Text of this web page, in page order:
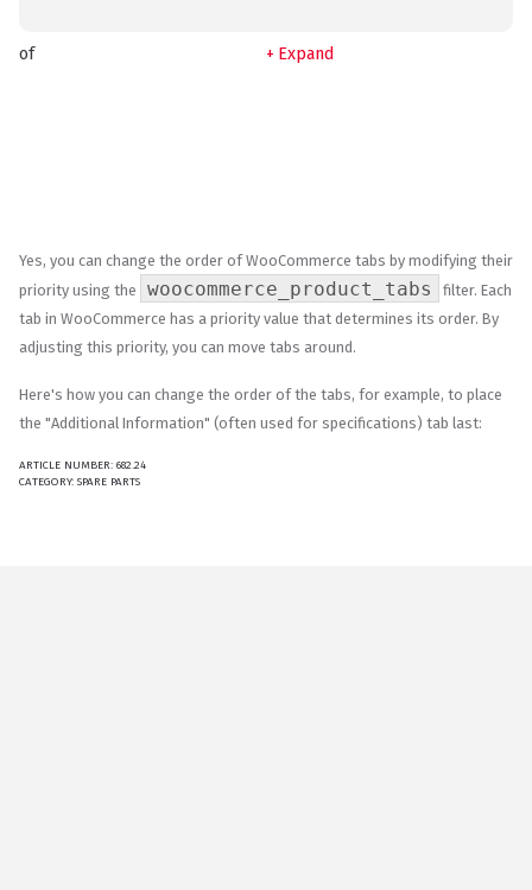
of Expand
Yes, you can change the order of WooCommerce tabs by modifying their
priority using the
woocommerce_product_tabs
filter. Each
tab in WooCommerce has a priority value that determines its order. By
adjusting this priority, you can move tabs around.
Here's how you can change the order of the tabs, for example, to place
the "Additional Information" (often used for specifications) tab last:
ARTICLE NUMBER: 682.24
CATEGORY: SPARE PARTS